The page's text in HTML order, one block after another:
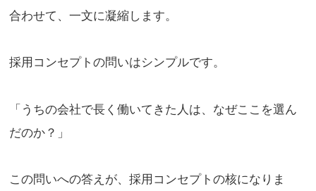
合わせて、一文に凝縮します。
採用コンセプトの問いはシンプルです。
「うちの会社で長く働いてきた人は、なぜここを選ん
だのか？」
この問いへの答えが、採用コンセプトの核になりま